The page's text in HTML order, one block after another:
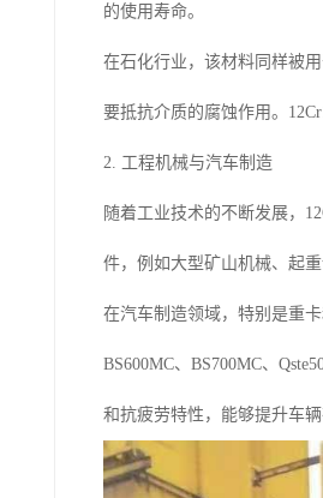
的使用寿命。
在石化行业，该材料同样被
要抵抗介质的腐蚀作用。
2. 工程机械与汽车制造
随着工业技术的不断发展，
件，例如大型矿山机械、起
在汽车制造领域，特别是重
BS600MC、BS700MC、
和抗疲劳特性，能够提升车